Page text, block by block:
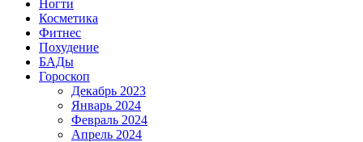
Ногти
Косметика
Фитнес
Похудение
БАДы
Гороскоп
Декабрь 2023
Январь 2024
Февраль 2024
Апрель 2024